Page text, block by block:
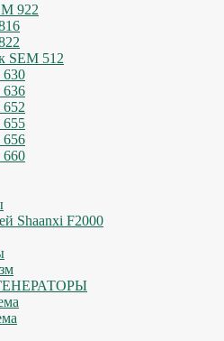
922
SEM 512
630
636
655
656
660
Shaanxi F2000